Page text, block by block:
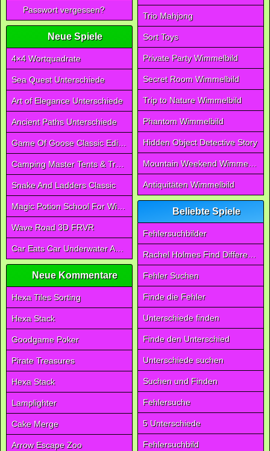
Passwort vergessen?
Neue Spiele
4×4 Wortquadrate
Sea Quest Unterschiede
Art of Elegance Unterschiede
Ancient Paths Unterschiede
Game Of Goose Classic Edition
Camping Master Tents & Trees
Snake And Ladders Classic
Magic Potion School For Witch
Wave Road 3D FRVR
Car Eats Car Underwater Adventure FRVR
Neue Kommentare
Hexa Tiles Sorting
Hexa Stack
Goodgame Poker
Pirate Treasures
Hexa Stack
Lamplighter
Cake Merge
Arrow Escape Zoo
Trio Mahjong
Sort Toys
Private Party Wimmelbild
Secret Room Wimmelbild
Trip to Nature Wimmelbild
Phantom Wimmelbild
Hidden Object Detective Story
Mountain Weekend Wimmelbild
Antiquitäten Wimmelbild
Beliebte Spiele
Fehlersuchbilder
Rachel Holmes Find Differences
Fehler Suchen
Finde die Fehler
Unterschiede finden
Finde den Unterschied
Unterschiede suchen
Suchen und Finden
Fehlersuche
5 Unterschiede
Fehlersuchbild